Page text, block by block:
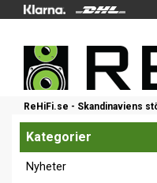
ReHiFi.se - Skandinaviens
Kategorier
Nyheter